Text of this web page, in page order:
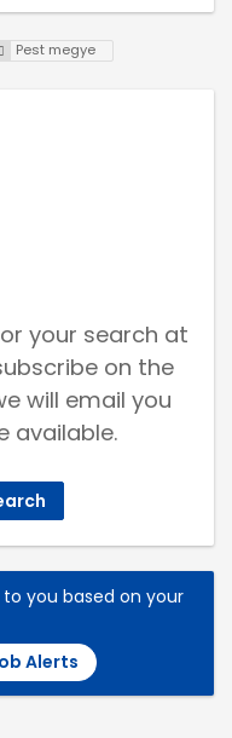
Pest megye
your search at
on the
will email you
available.
you based on your
Alerts